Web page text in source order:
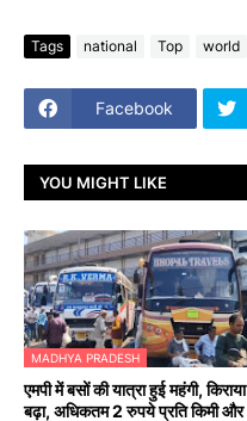
Tags national Top world
Facebook
YOU MIGHT LIKE
MADHYA PRADESH
एमपी में बसों की यात्रा हुई महंगी, किराया
बढ़ा, अधिकतम 2 रुपये प्रति किमी और